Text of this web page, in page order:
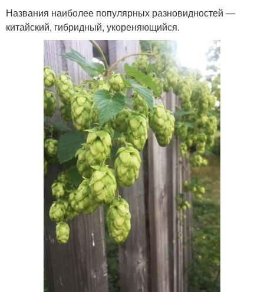
Названия наиболее популярных разновидностей —
китайский, гибридный, укореняющийся.